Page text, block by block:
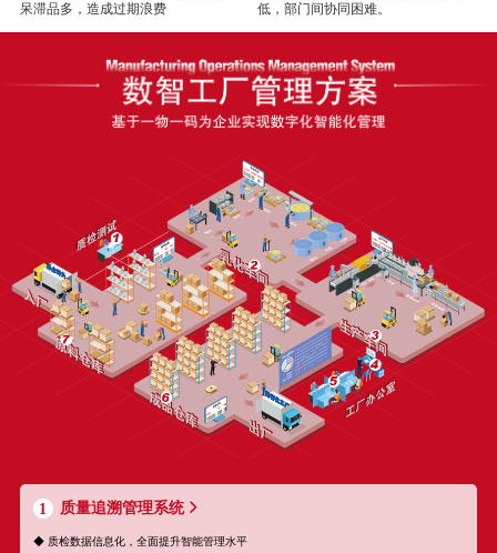
呆滞品多，造成过期浪费
低，部门间协同困难。
1 质量追溯管理系统
◆ 质检数据信息化，全面提升智能管理水平